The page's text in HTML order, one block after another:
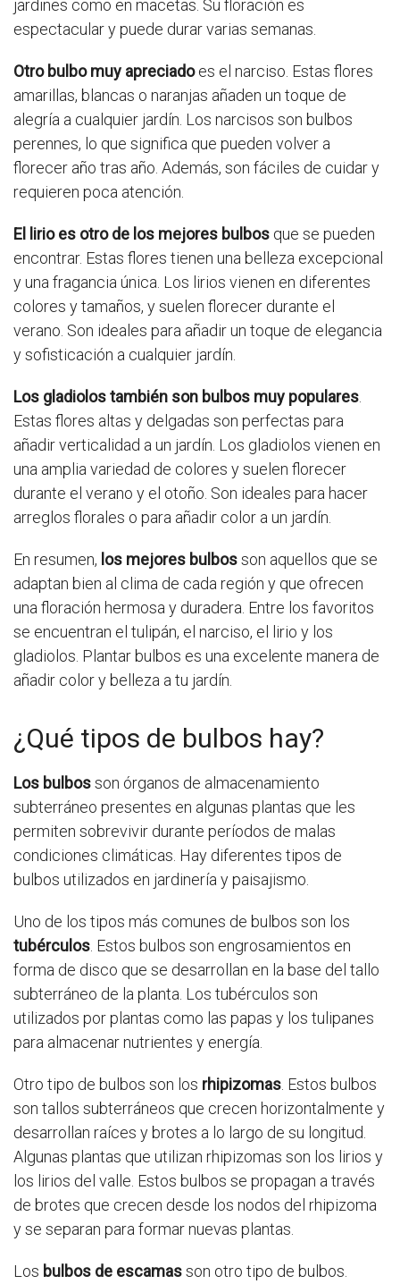
jardines como en macetas. Su floración es
espectacular y puede durar varias semanas.
Otro bulbo muy apreciadoes el narciso. Estas flores
amarillas, blancas o naranjas añaden un toque de
alegría a cualquier jardín. Los narcisos son bulbos
perennes, lo que significa que pueden volver a
florecer año tras año. Además, son fáciles de cuidar y
requieren poca atención.
El lirio es otro de los mejores bulbos que se pueden
encontrar. Estas flores tienen una belleza excepcional
y una fragancia única. Los lirios vienen en diferentes
colores y tamaños, y suelen florecer durante el
verano. Son ideales para añadir un toque de elegancia
y sofisticación a cualquier jardín.
Los gladiolos también son bulbos muy populares
Estas flores altas y delgadas son perfectas para
añadir verticalidad a un jardín. Los gladiolos vienen en
una amplia variedad de colores y suelen florecer
durante el verano y el otoño. Son ideales para hacer
arreglos florales o para añadir color a un jardín.
En resumen, los mejores bulbosson aquellos que se
adaptan bien al clima de cada región y que ofrecen
una floración hermosa y duradera. Entre los favoritos
se encuentran el tulipán, el narciso, el lirio y los
gladiolos. Plantar bulbos es una excelente manera de
añadir color y belleza a tu jardín.
¿Qué tipos de bulbos hay?
Los bulbosson órganos de almacenamiento
subterráneo presentes en algunas plantas que les
permiten sobrevivir durante períodos de malas
condiciones climáticas. Hay diferentes tipos de
bulbos utilizados en jardinería y paisajismo.
Uno de los tipos más comunes de bulbos son los
tubérculos . Estos bulbos son engrosamientos en
forma de disco que se desarrollan en la base del tallo
subterráneo de la planta. Los tubérculos son
utilizados por plantas como las papas y los tulipanes
para almacenar nutrientes y energía.
Otro tipo de bulbos son los rhipizomas . Estos bulbos
son tallos subterráneos que crecen horizontalmente y
desarrollan raíces y brotes a lo largo de su longitud.
Algunas plantas que utilizan rhipizomas son los lirios y
los lirios del valle. Estos bulbos se propagan a través
de brotes que crecen desde los nodos del rhipizoma
y se separan para formar nuevas plantas.
Los bulbos de escamasson otro tipo de bulbos.